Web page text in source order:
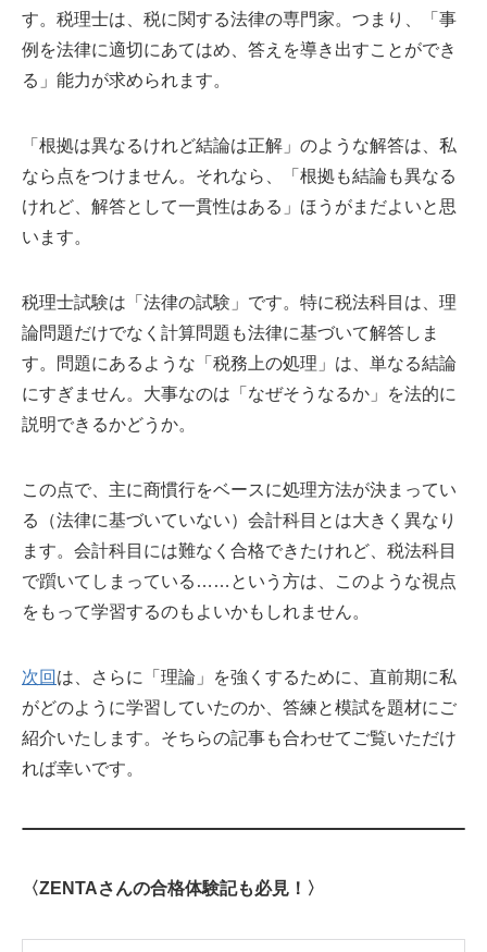
す。税理士は、税に関する法律の専門家。つまり、「事
例を法律に適切にあてはめ、答えを導き出すことができ
る」能力が求められます。
「根拠は異なるけれど結論は正解」のような解答は、私
なら点をつけません。それなら、「根拠も結論も異なる
けれど、解答として一貫性はある」ほうがまだよいと思
います。
税理士試験は「法律の試験」です。特に税法科目は、理
論問題だけでなく計算問題も法律に基づいて解答しま
す。問題にあるような「税務上の処理」は、単なる結論
にすぎません。大事なのは「なぜそうなるか」を法的に
説明できるかどうか。
この点で、主に商慣行をベースに処理方法が決まってい
る（法律に基づいていない）会計科目とは大きく異なり
ます。会計科目には難なく合格できたけれど、税法科目
で躓いてしまっている……という方は、このような視点
をもって学習するのもよいかもしれません。
次回 は、さらに「理論」を強くするために、直前期に私
がどのように学習していたのか、答練と模試を題材にご
紹介いたします。そちらの記事も合わせてご覧いただけ
れば幸いです。
〈ZENTAさんの合格体験記も必見！〉